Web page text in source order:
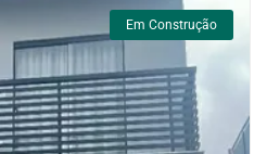
Em Construção